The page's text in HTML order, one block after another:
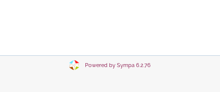
Powered by Sympa 6.2.76